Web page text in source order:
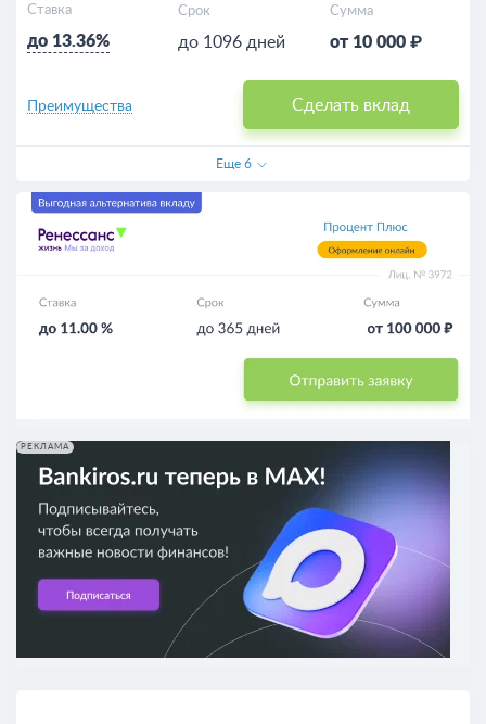
Ставка
до 13.36%
Срок
до 1096 дней
Сумма
от 10 000 ₽
Сделать вклад
Преимущества
Еще 6
РЕКЛАМА